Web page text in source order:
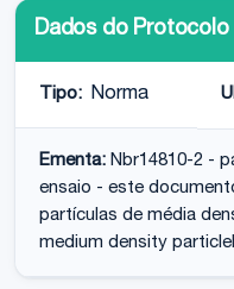
Dados do Protocolo
Tipo: Norma
Ementa: Nbr14810-2 -
ensaio - este
partículas de média
medium density